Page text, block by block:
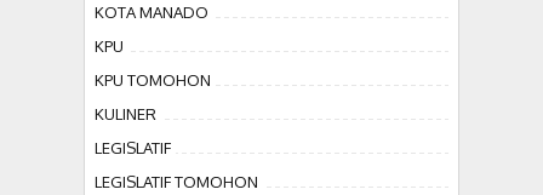
KOTA MANADO
KPU
KPU TOMOHON
KULINER
LEGISLATIF
LEGISLATIF TOMOHON